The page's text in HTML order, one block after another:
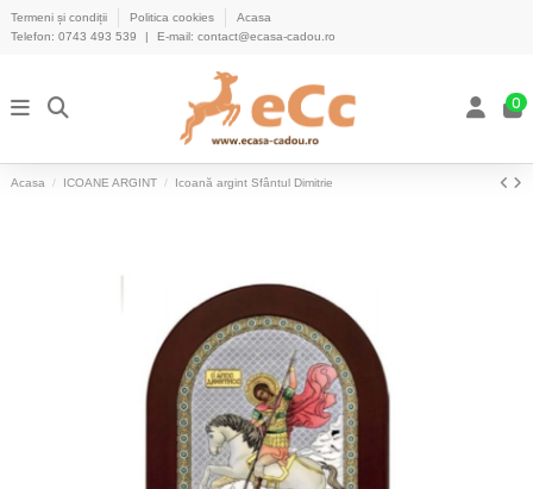
Termeni și condiții Politica cookies
Acasa
Telefon: 0743 493 539 | E-mail: contact@ecasa-cadou.ro
0
Acasa ICOANE ARGINT Icoană argint Sfântul Dimitrie